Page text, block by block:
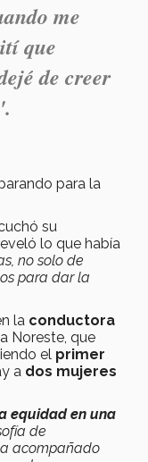
me
que
de creer
para la
su
lo que había
no solo de
para dar la
la conductora
Noreste, que
el primer
a dos mujeres
equidad en una
de
acompañado